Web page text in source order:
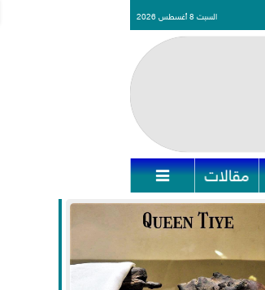
السبت 8 أغسطس 2026
مقالات 